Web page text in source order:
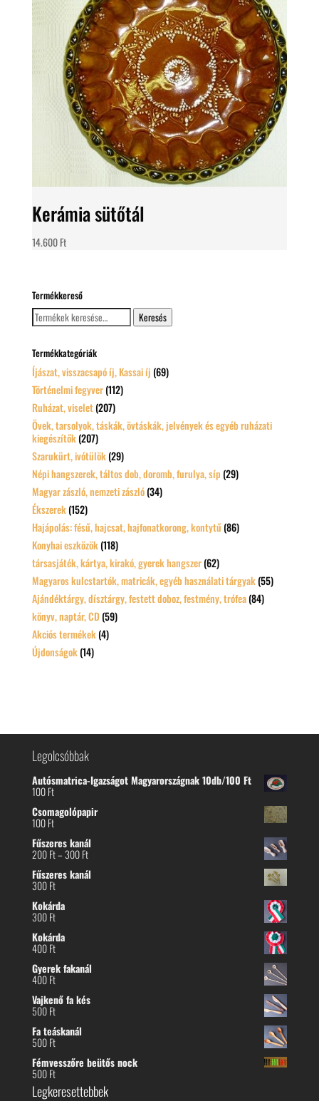
Kerámia sütőtál
14.600Ft
Termékkereső
Keresés
a
Keresés
Termékkategóriák
Íjászat, visszacsapó íj, Kassai íj (69)
Történelmi fegyver (112)
Ruházat, viselet (207)
Övek, tarsolyok, táskák, övtáskák, jelvények és egyéb ruházati
kiegészítők (207)
Szarukürt, ivótülök (29)
Népi hangszerek, táltos dob, doromb, furulya, síp (29)
Magyar zászló, nemzeti zászló (34)
Ékszerek (152)
Hajápolás: fésű, hajcsat, hajfonatkorong, kontytű (86)
Konyhai eszközök (118)
társasjáték, kártya, kirakó, gyerek hangszer (62)
Magyaros kulcstartók, matricák, egyéb használati tárgyak (55)
Ajándéktárgy, dísztárgy, festett doboz, festmény, trófea (84)
könyv, naptár, CD (59)
Akciós termékek (4)
Újdonságok (14)
Legolcsóbbak
Autósmatrica-Igazságot Magyarországnak 10db/100 Ft
100Ft
Csomagolópapir
100Ft
Fűszeres kanál
200Ft–300FtÁrtartomány:
-
Fűszeres kanál
300Ft
Kokárda
300Ft
Kokárda
400Ft
Gyerek fakanál
400Ft
Vajkenő fa kés
500Ft
Fa teáskanál
500Ft
Fémvesszőre beütős nock
500Ft
Legkeresettebbek